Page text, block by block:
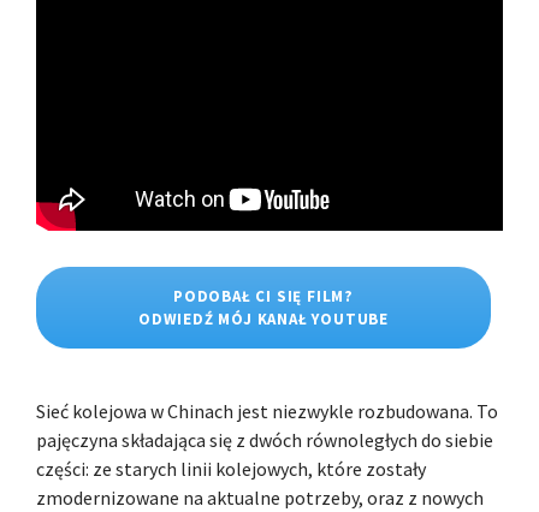
PODOBAŁ CI SIĘ FILM?
ODWIEDŹ MÓJ KANAŁ YOUTUBE
Sieć kolejowa w Chinach jest niezwykle rozbudowana. To
pajęczyna składająca się z dwóch równoległych do siebie
części: ze starych linii kolejowych, które zostały
zmodernizowane na aktualne potrzeby, oraz z nowych